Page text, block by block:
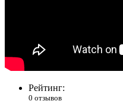
Рейтинг:
0 отзывов